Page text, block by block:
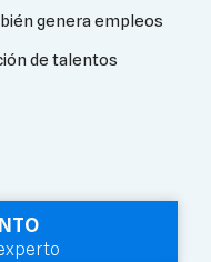
genera empleos
de talentos